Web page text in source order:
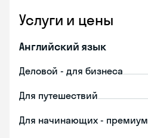
Услуги и цены
Английский язык
Деловой - для бизнеса
Для путешествий
Для начинающих - премиум